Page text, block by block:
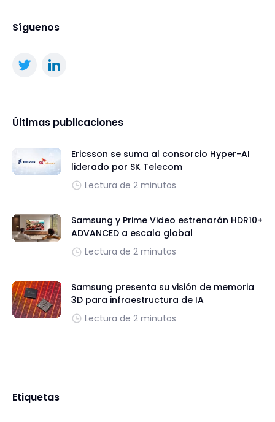
Síguenos
Últimas publicaciones
Ericsson se suma al consorcio Hyper-AI
liderado por SK Telecom
Lectura de 2 minutos
Samsung y Prime Video estrenarán HDR10+
ADVANCED a escala global
Lectura de 2 minutos
Samsung presenta su visión de memoria
3D para infraestructura de IA
Lectura de 2 minutos
Etiquetas